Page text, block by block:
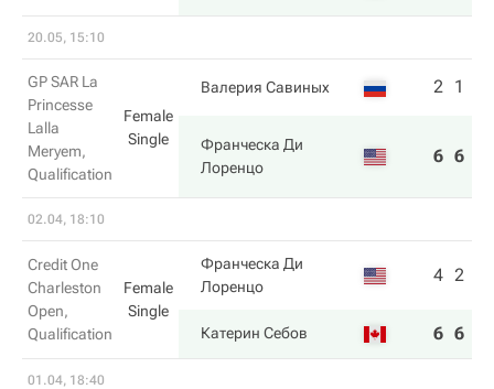
20.05, 15:10
GP SAR La
Princesse
Lalla
Meryem,
Qualification
Female
Single
Валерия Савиных 2 1
Франческа Ди
Лоренцо
6 6
02.04, 18:10
Credit One
Charleston
Open,
Qualification
Female
Single
Франческа Ди
Лоренцо
4 2
Катерин Себов 6 6
01.04, 18:40